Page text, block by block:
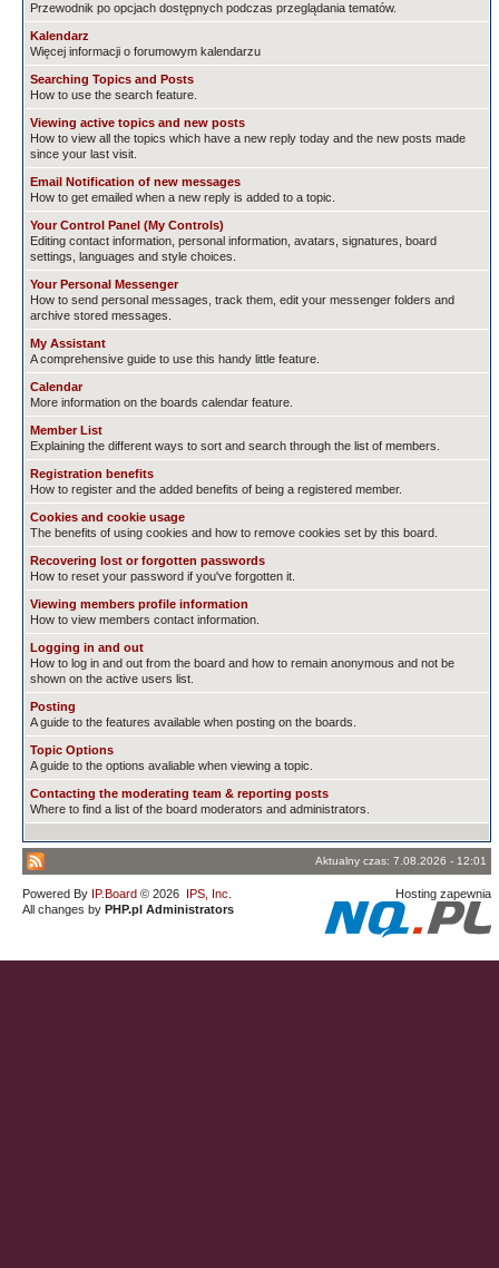
Przewodnik po opcjach dostępnych podczas przeglądania tematów.
Kalendarz
Więcej informacji o forumowym kalendarzu
Searching Topics and Posts
How to use the search feature.
Viewing active topics and new posts
How to view all the topics which have a new reply today and the new posts made
since your last visit.
Email Notification of new messages
How to get emailed when a new reply is added to a topic.
Your Control Panel (My Controls)
Editing contact information, personal information, avatars, signatures, board
settings, languages and style choices.
Your Personal Messenger
How to send personal messages, track them, edit your messenger folders and
archive stored messages.
My Assistant
A comprehensive guide to use this handy little feature.
Calendar
More information on the boards calendar feature.
Member List
Explaining the different ways to sort and search through the list of members.
Registration benefits
How to register and the added benefits of being a registered member.
Cookies and cookie usage
The benefits of using cookies and how to remove cookies set by this board.
Recovering lost or forgotten passwords
How to reset your password if you've forgotten it.
Viewing members profile information
How to view members contact information.
Logging in and out
How to log in and out from the board and how to remain anonymous and not be
shown on the active users list.
Posting
A guide to the features available when posting on the boards.
Topic Options
A guide to the options avaliable when viewing a topic.
Contacting the moderating team & reporting posts
Where to find a list of the board moderators and administrators.
Aktualny czas: 7.08.2026 - 12:01
Powered By IP.Board © 2026 IPS, Inc
All changes by PHP.pl Administrators
Hosting zapewnia